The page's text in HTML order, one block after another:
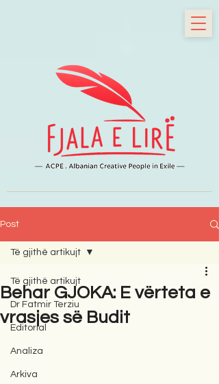
Post
Të gjithë artikujt
Dr Fatmir Terziu
Editorial
Analiza
Arkiva
Të gjithë artikujt
Behar GJOKA: E vërteta e
vrasjes së Budit